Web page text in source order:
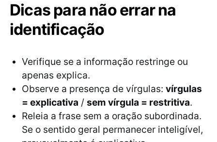
Dicas para não errar na
identificação
Verifique se a informação restringe ou
apenas explica.
Observe a presença de vírgulas: vírgulas
= explicativa / sem vírgula = restritiva.
Releia a frase sem a oração subordinada.
Se o sentido geral permanecer inteligível,